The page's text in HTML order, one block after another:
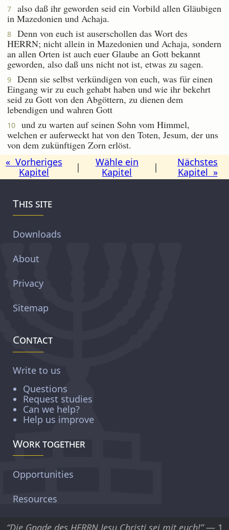
7
also daß ihr geworden seid ein Vorbild allen Gläubigen
in Mazedonien und Achaja.
8
Denn von euch ist auserschollen das Wort des
HERRN; nicht allein in Mazedonien und Achaja, sondern
an allen Orten ist auch euer Glaube an Gott bekannt
geworden, also daß uns nicht not ist, etwas zu sagen.
9
Denn sie selbst verkündigen von euch, was für einen
Eingang wir zu euch gehabt haben und wie ihr bekehrt
seid zu Gott von den Abgöttern, zu dienen dem
lebendigen und wahren Gott
10
und zu warten auf seinen Sohn vom Himmel,
welchen er auferweckt hat von den Toten, Jesum, der uns
von dem zukünftigen Zorn erlöst.
« Vorheriges
Kapitel
|
Wähle ein
Kapitel
|
Nächstes
Kapitel »
This site
Downloads
About
Privacy
Sitemap
Contact
Write to us
Questions
Request studies
Can we help?
Help us improve
Work together
Opportunities
Resources
“Die Gnade des HERRN Jesu Christi sei mit euch!”— 1